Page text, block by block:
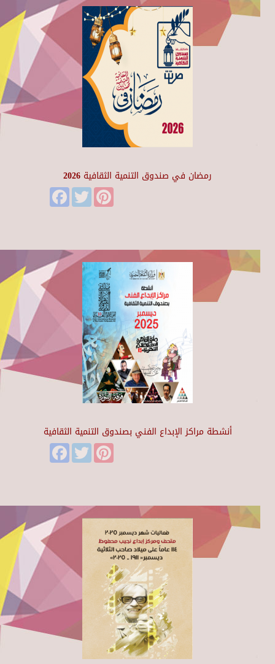
رمضان في صندوق التنمية الثقافية 2026
FacebookTwitter
أنشطة مراكز الإبداع الفني بصندوق التنمية الثقافية
FacebookTwitter